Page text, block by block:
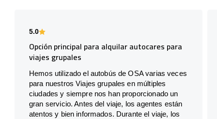
5.0
Opción principal para alquilar autocares para
viajes grupales
Hemos utilizado el autobús de OSA varias veces
para nuestros Viajes grupales en múltiples
ciudades y siempre nos han proporcionado un
gran servicio. Antes del viaje, los agentes están
atentos y bien informados. Durante el viaje, los